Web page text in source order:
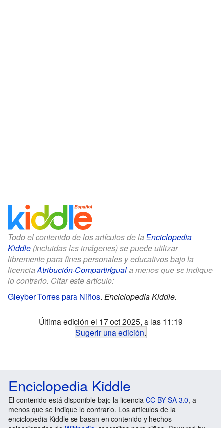
Todo el contenido de los artículos de la Enciclopedia
Kiddle (incluidas las imágenes) se puede utilizar
libremente para fines personales y educativos bajo la
licenciaAtribución-CompartirIguala menos que se indique
lo contrario. Citar este artículo:
Gleyber Torres para Niños. Enciclopedia Kiddle.
Última edición el 17 oct 2025, a las 11:19
Sugerir una edición.
Enciclopedia Kiddle
El contenido está disponible bajo la licencia CC BY-SA 3.0, a
menos que se indique lo contrario. Los artículos de la
enciclopedia Kiddle se basan en contenido y hechos